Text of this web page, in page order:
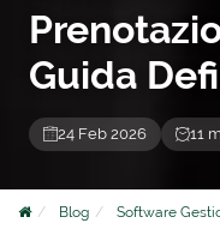
Guida
24 Feb 2026 11
Blog Software